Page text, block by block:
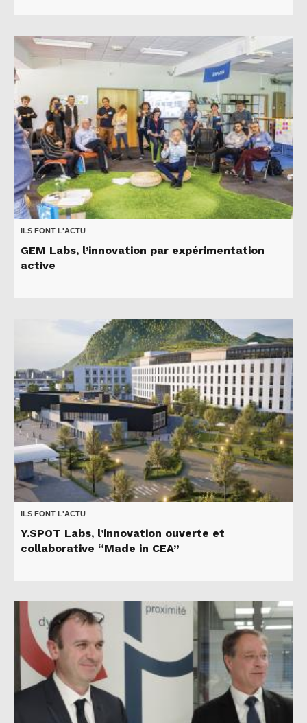
ILS FONT L'ACTU
GEM Labs, l’innovation par expérimentation
active
ILS FONT L'ACTU
Y.SPOT Labs, l’innovation ouverte et
collaborative “Made in CEA”